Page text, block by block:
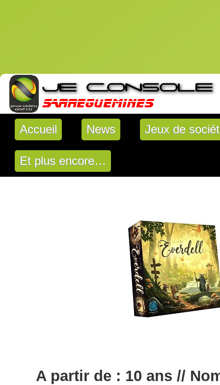
Accueil News Jeux de
Et plus encore…
A partir de : 10 ans //